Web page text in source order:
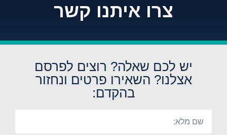
צרו איתנו קשר
יש לכם שאלה? רוצים לפרסם
אצלנו? השאירו פרטים ונחזור
בהקדם: